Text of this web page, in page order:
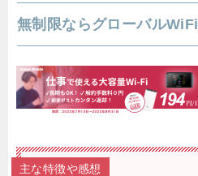
無制限ならグローバルWiFi
主な特徴や感想